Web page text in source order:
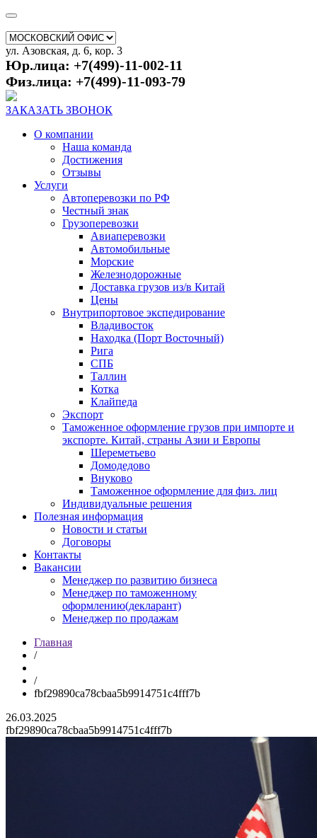
ул. Азовская, д. 6, кор. 3
Юр.лица: +7(499)-11-002-11
Физ.лица: +7(499)-11-093-79
ЗАКАЗАТЬ ЗВОНОК
О компании
Наша команда
Достижения
Отзывы
Услуги
Автоперевозки по РФ
Честный знак
Грузоперевозки
Авиаперевозки
Автомобильные
Морские
Железнодорожные
Доставка грузов из/в Китай
Цены
Внутрипортовое экспедирование
Владивосток
Находка (Порт Восточный)
Рига
СПБ
Таллин
Котка
Клайпеда
Экспорт
Таможенное оформление грузов при импорте и
экспорте. Китай, страны Азии и Европы
Шереметьево
Домодедово
Внуково
Таможенное оформление для физ. лиц
Индивидуальные решения
Полезная информация
Новости и статьи
Договоры
Контакты
Вакансии
Менеджер по развитию бизнеса
Менеджер по таможенному
оформлению(декларант)
Менеджер по продажам
Главная
/
/
fbf29890ca78cbaa5b9914751c4fff7b
26.03.2025
fbf29890ca78cbaa5b9914751c4fff7b